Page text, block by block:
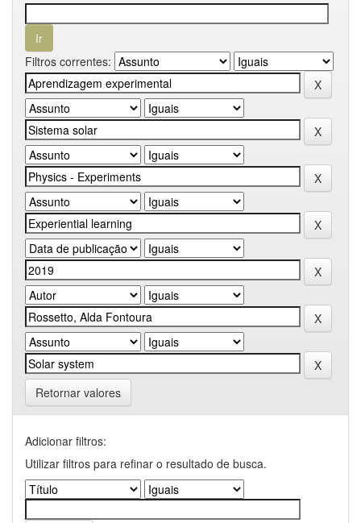
Filtros correntes:
Retornar valores
Adicionar filtros:
Utilizar filtros para refinar o resultado de busca.